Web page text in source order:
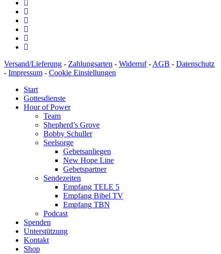
Versand/Lieferung - Zahlungsarten - Widerruf- AGB - Datenschutz
- Impressum - Cookie Einstellungen
Start
Gottesdienste
Hour of Power
Team
Shepherd’s Grove
Bobby Schuller
Seelsorge
Gebetsanliegen
New Hope Line
Gebetspartner
Sendezeiten
Empfang TELE 5
Empfang Bibel TV
Empfang TBN
Podcast
Spenden
Unterstützung
Kontakt
Shop